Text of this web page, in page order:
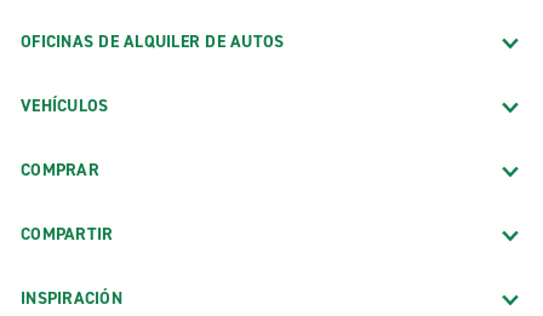
OFICINAS DE ALQUILER DE AUTOS
VEHÍCULOS
COMPRAR
COMPARTIR
INSPIRACIÓN